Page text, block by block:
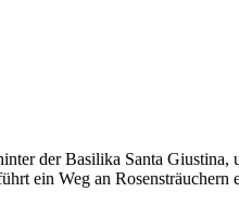
der Basilika Santa
ein Weg an